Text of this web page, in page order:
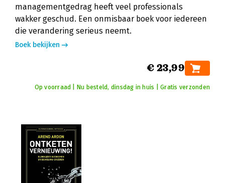
managementgedrag heeft veel professionals
wakker geschud. Een onmisbaar boek voor iedereen
die verandering serieus neemt.
Boek bekijken
€ 23,99
Op voorraad | Nu besteld, dinsdag in huis | Gratis verzonden